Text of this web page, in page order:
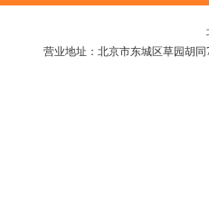
营业地址：北京市东城区草园胡同